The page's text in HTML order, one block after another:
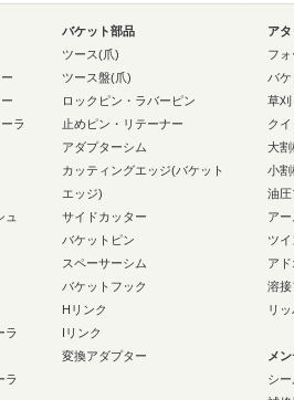
ラ
ュ
ラ
ラ
バケット部品
ツース(爪)
ツース盤(爪)
ロックピン・ラバーピン
止めピン・リテーナー
アダプターシム
カッティングエッジ(バケット
エッジ)
サイドカッター
バケットピン
スペーサーシム
バケットフック
Hリンク
Iリンク
変換アダプター
ア
フ
バケ
草刈
ク
大割
小割
油圧
ア
ツ
ア
溶接
リ
メ
シー